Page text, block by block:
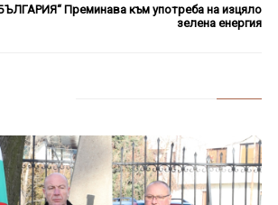
Преминава към употреба на изцяло
зелена енергия